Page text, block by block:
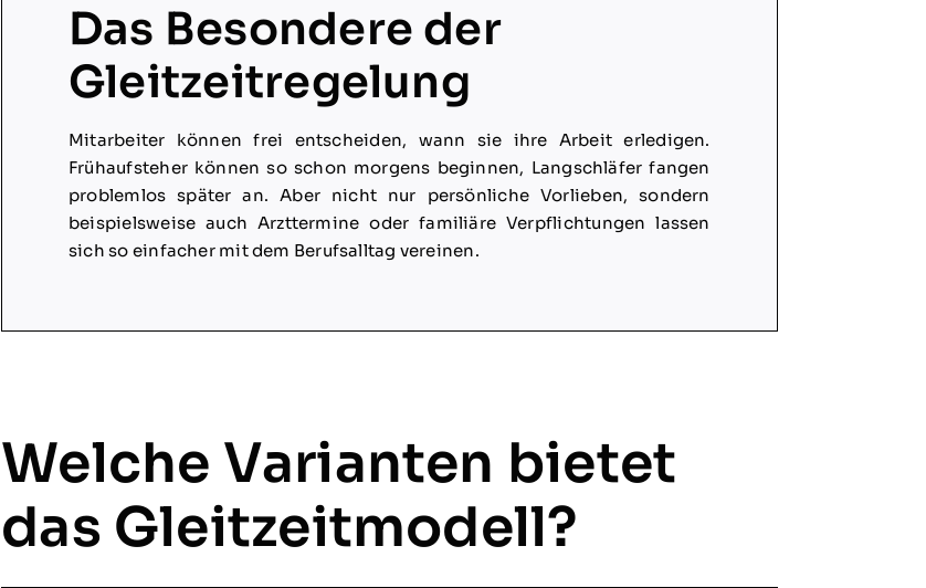
Das Besondere der
Gleitzeitregelung
Mitarbeiter können frei entscheiden, wann sie ihre Arbeit erledigen.
Frühaufsteher können so schon morgens beginnen, Langschläfer fangen
problemlos später an. Aber nicht nur persönliche Vorlieben, sondern
beispielsweise auch Arzttermine oder familiäre Verpflichtungen lassen
sich so einfacher mit dem Berufsalltag vereinen.
Welche Varianten bietet
das Gleitzeitmodell?